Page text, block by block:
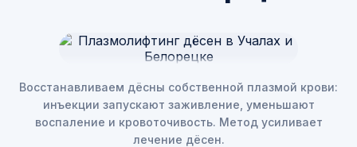
Восстанавливаем дёсны собственной плазмой крови:
инъекции запускают заживление, уменьшают
воспаление и кровоточивость. Метод усиливает
лечение дёсен.